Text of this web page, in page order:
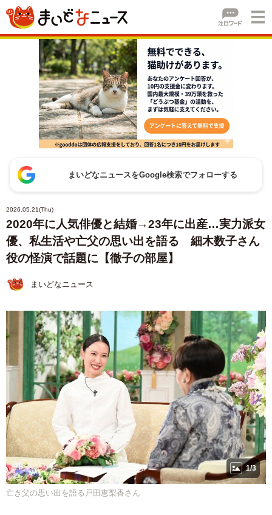
まいどなニュースをGoogle検索でフォローする
2026.05.21(Thu)
2020年に人気俳優と結婚→23年に出産…実力派女
優、私生活や亡父の思い出を語る 細木数子さん
役の怪演で話題に【徹子の部屋】
まいどなニュース
1/3
亡き父の思い出を語る戸田恵梨香さん